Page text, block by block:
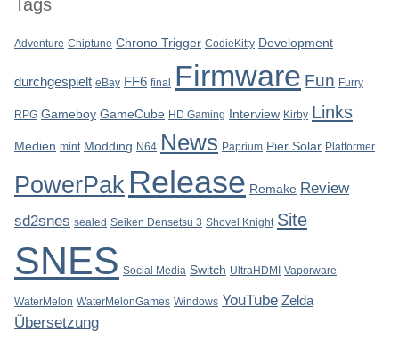
Tags
Adventure Chiptune Chrono Trigger CodieKitty Development
durchgespielt eBay FF6 final Firmware Fun Furry
RPG Gameboy GameCube HD Gaming Interview Kirby Links
Medien mint Modding N64 News Paprium Pier Solar Platformer
PowerPak Release Remake Review
sd2snes sealed Seiken Densetsu 3 Shovel Knight Site
SNES Social Media Switch UltraHDMI Vaporware
WaterMelon WaterMelonGames Windows YouTube Zelda
Übersetzung